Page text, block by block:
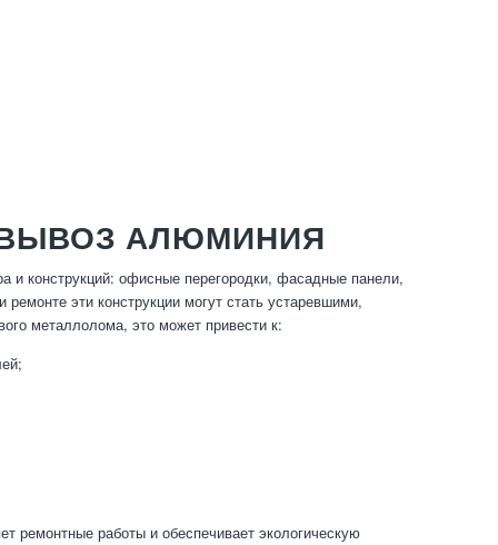
АЛЮМИНИЯ
и конструкций: офисные перегородки, фасадные панели,
эти конструкции могут стать устаревшими,
металлолома, это может привести к:
ремонтные работы и обеспечивает экологическую